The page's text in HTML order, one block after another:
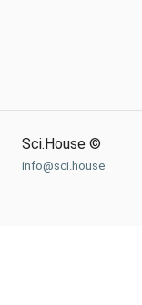
Sci.House ©
info@sci.house